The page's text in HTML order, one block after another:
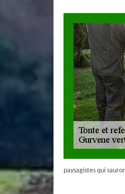
paysagistes qui